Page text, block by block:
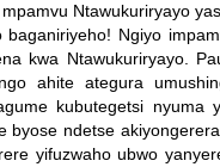
Ntawukuriryayo
baganiriyeho! Ngiyo
kwa Ntawukuriryayo.
ahite ategura
kubutegetsi nyuma
byose ndetse
yifuzwaho ubwo